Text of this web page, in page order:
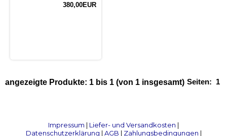
380,00EUR
Seiten: 1
angezeigte Produkte: 1 bis 1 (von 1 insgesamt)
Impressum | Liefer- und Versandkosten |
Datenschutzerklärung | AGB | Zahlungsbedingungen |